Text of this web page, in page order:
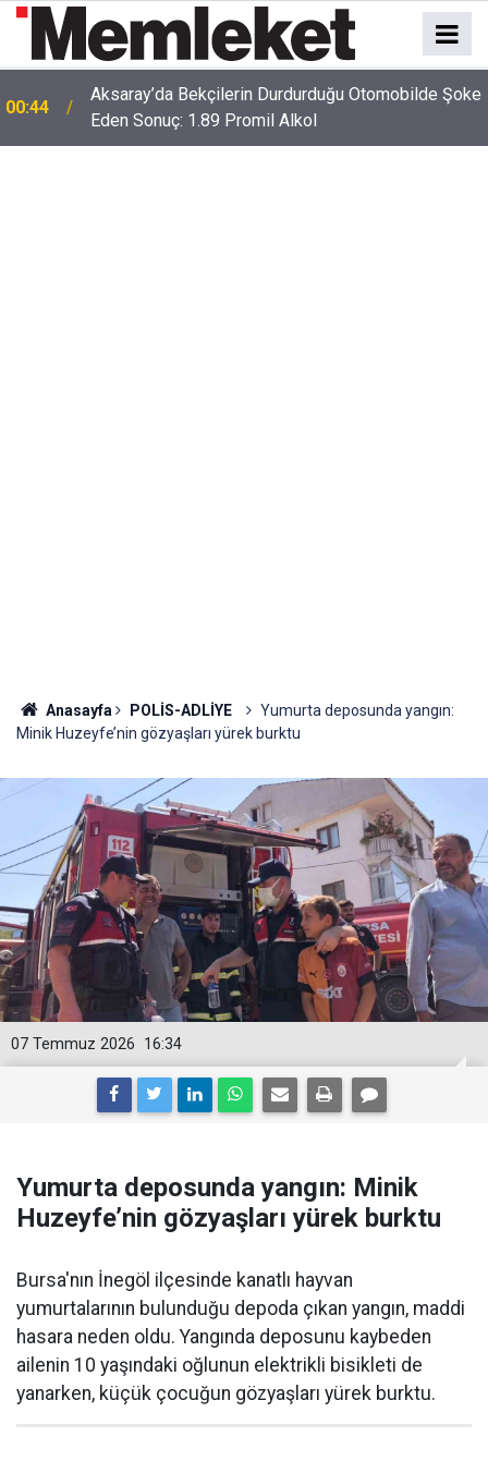
00:44
Aksaray’da Bekçilerin Durdurduğu Otomobilde Şoke
Eden Sonuç: 1.89 Promil Alkol
Anasayfa POLİS-ADLİYE
Yumurta deposunda yangın:
Minik Huzeyfe’nin gözyaşları yürek burktu
16:34
07 Temmuz 2026
Yumurta deposunda yangın: Minik
Huzeyfe’nin gözyaşları yürek burktu
Bursa'nın İnegöl ilçesinde kanatlı hayvan
yumurtalarının bulunduğu depoda çıkan yangın, maddi
hasara neden oldu. Yangında deposunu kaybeden
ailenin 10 yaşındaki oğlunun elektrikli bisikleti de
yanarken, küçük çocuğun gözyaşları yürek burktu.